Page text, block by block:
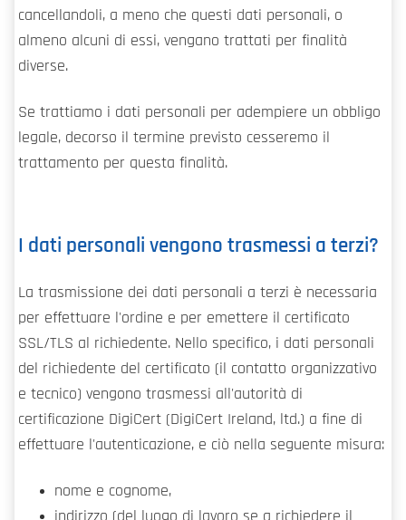
cancellandoli, a meno che questi dati personali, o
almeno alcuni di essi, vengano trattati per finalità
diverse.
Se trattiamo i dati personali per adempiere un obbligo
legale, decorso il termine previsto cesseremo il
trattamento per questa finalità.
I dati personali vengono trasmessi a terzi?
La trasmissione dei dati personali a terzi è necessaria
per effettuare l'ordine e per emettere il certificato
SSL/TLS al richiedente. Nello specifico, i dati personali
del richiedente del certificato (il contatto organizzativo
e tecnico) vengono trasmessi all'autorità di
certificazione DigiCert (DigiCert Ireland, ltd.) a fine di
effettuare l'autenticazione, e ciò nella seguente misura:
nome e cognome,
indirizzo (del luogo di lavoro se a richiedere il